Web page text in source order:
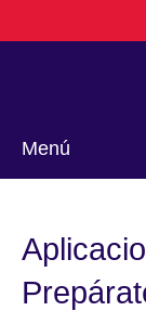
to
Menú
language